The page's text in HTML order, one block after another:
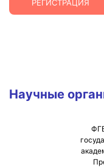
РЕГИСТРАЦИЯ
Научные